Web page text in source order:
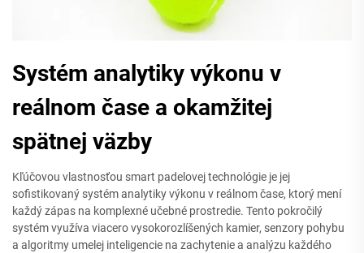
Systém analytiky výkonu v
reálnom čase a okamžitej
spätnej väzby
Kľúčovou vlastnosťou smart padelovej technológie je jej
sofistikovaný systém analytiky výkonu v reálnom čase, ktorý mení
každý zápas na komplexné učebné prostredie. Tento pokročilý
systém využíva viacero vysokorozlíšených kamier, senzory pohybu
a algoritmy umelej inteligencie na zachytenie a analýzu každého